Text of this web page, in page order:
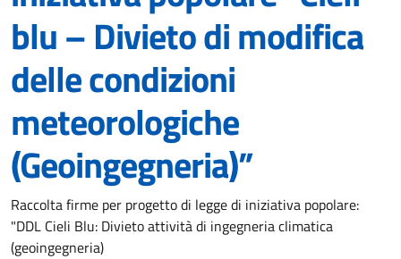
blu – Divieto di modifica
delle condizioni
meteorologiche
(Geoingegneria)”
Dettagli della notizia
Raccolta firme per progetto di legge di iniziativa popolare:
"DDL Cieli Blu: Divieto attività di ingegneria climatica
(geoingegneria)